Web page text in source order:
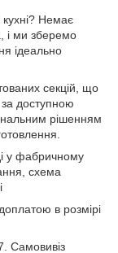
кухні? Немає
і ми зберемо
ідеально
секцій, що
за доступною
рішенням
у фабричному
схема
в розмірі
Самовивіз